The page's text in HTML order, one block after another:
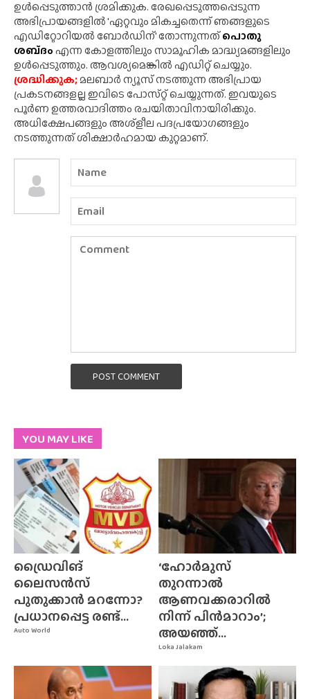
ഉൾപ്പെടുത്താൻ ശ്രമിക്കുക. രേഖപ്പെടുത്തപ്പെടുന്ന
അഭിപ്രായങ്ങളിൽ 'ഏറ്റവും മികച്ചതെന്ന് ഞങ്ങളുടെ
എഡിറ്റോറിയൽ ബോർഡിന്' തോന്നുന്നത്പൊതു
ശബ്‌ദംഎന്ന കോളത്തിലും സാമൂഹിക മാദ്ധ്യമങ്ങളിലും
ഉൾപ്പെടുത്തും. ആവശ്യമെങ്കിൽ എഡിറ്റ് ചെയ്യും.
ശ്രദ്ധിക്കുക;മലബാർ ന്യൂസ് നടത്തുന്ന അഭിപ്രായ
പ്രകടനങ്ങളല്ല ഇവിടെ പോസ്‌റ്റ് ചെയ്യുന്നത്. ഇവയുടെ
പൂർണ ഉത്തരവാദിത്തം രചയിതാവിനായിരിക്കും.
അധിക്ഷേപങ്ങളും അശ്‌ളീല പദപ്രയോഗങ്ങളും
നടത്തുന്നത് ശിക്ഷാർഹമായ കുറ്റമാണ്.
POST COMMENT
YOU MAY LIKE
Auto World
ഡ്രൈവിങ്
ലൈസൻസ്
പുതുക്കാൻ മറന്നോ?
പ്രധാനപ്പെട്ട രണ്ട്...
Loka Jalakam
‘ഹോർമുസ്
തുറന്നാൽ
ആണവക്കരാറിൽ
നിന്ന് പിൻമാറാം’;
അയഞ്ഞ്...